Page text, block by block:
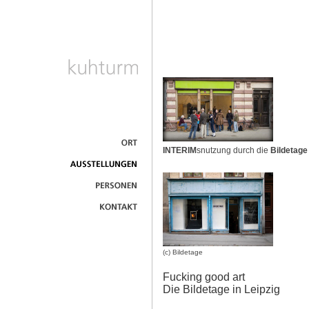
INTERIMsnutzung durch die Bildetage
(c) Bildetage
Fucking good art
Die Bildetage in Leipzig